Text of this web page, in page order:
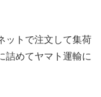
ットで注文して集荷
詰めてヤマト運輸に